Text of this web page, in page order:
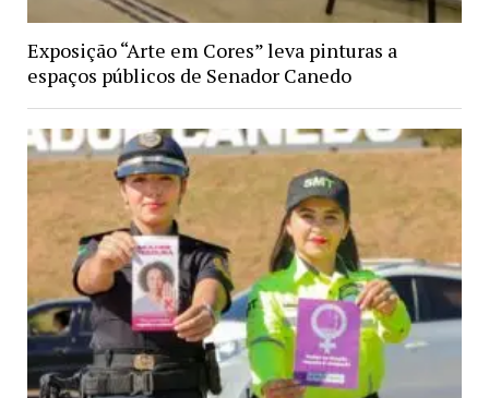
Exposição “Arte em Cores” leva pinturas a
espaços públicos de Senador Canedo